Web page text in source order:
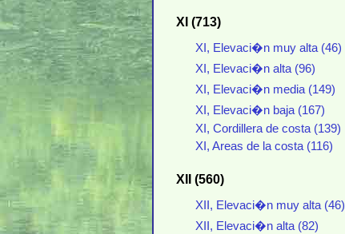
XI (713)
XI, Elevaci�n muy alta (46)
XI, Elevaci�n alta (96)
XI, Elevaci�n media (149)
XI, Elevaci�n baja (167)
XI, Cordillera de costa (139)
XI, Areas de la costa (116)
XII (560)
XII, Elevaci�n muy alta (46)
XII, Elevaci�n alta (82)